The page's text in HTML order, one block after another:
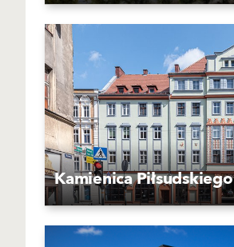
Kamienica Piłsudskiego